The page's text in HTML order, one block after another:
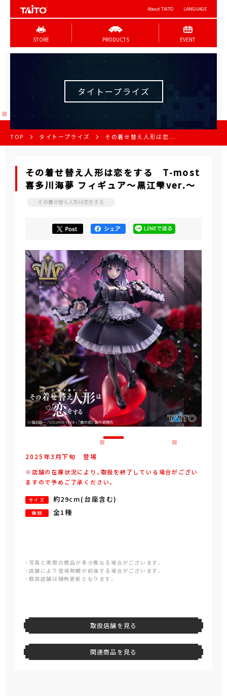
About TAITO LANGUAGE
STORE PRODUCTS EVENT
タイトープライズ
TOP タイトープライズ その着せ替え人形は恋...
その着せ替え人形は恋をする T-most
喜多川海夢 フィギュア～黒江雫ver.～
その着せ替え人形は恋をする
2025年3 月下旬 登場
※店舗の在庫状況により、取扱を終了している場合がござい
ますので予めご了承ください。
サイズ 約29cm(台座含む)
種類 全1種
・写真と実際の商品が多少異なる場合がございます。
・店舗により登場時期が前後する場合がございます。
・取扱店舗は随時更新となります。
取扱店舗を見る
関連商品を見る